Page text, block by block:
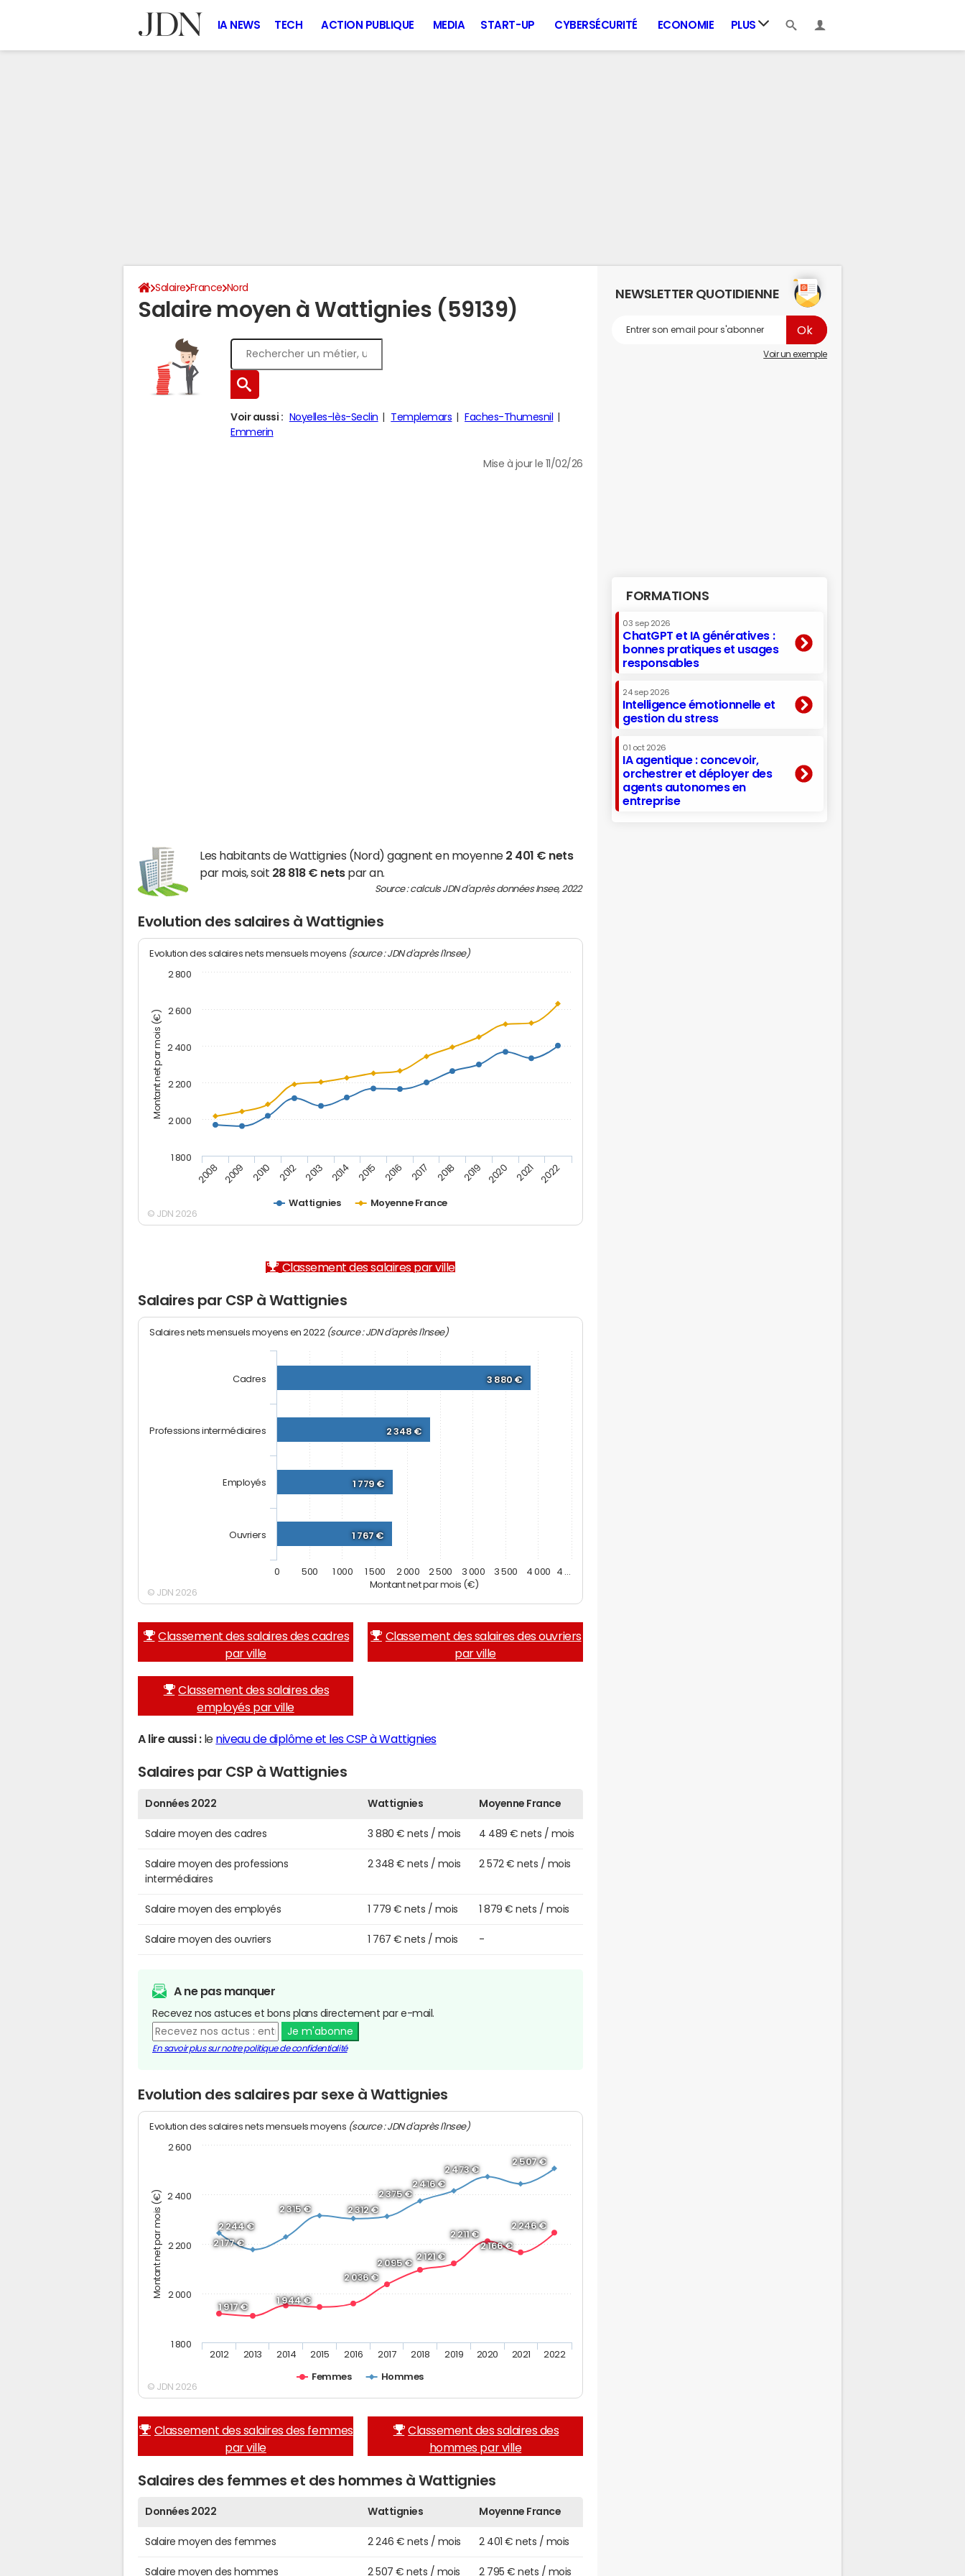
IA NEWS TECH ACTION PUBLIQUE MEDIA START-UP CYBERSÉCURITÉ ECONOMIE PLUS
Salaire France Nord
Salaire moyen à Wattignies (59139)
Voir aussi : Noyelles-lès-Seclin Templemars
Faches-Thumesnil
Emmerin
Mise à jour le 11/02/26
Les habitants de Wattignies (Nord) gagnent en moyenne 2 401 € nets
par mois, soit 28 818 € netspar an.
Source : calculs JDN d'après données Insee, 2022
Evolution des salaires à Wattignies
Montant net par mois (€)
Evolution des salaires nets mensuels moyens (source : JDN d'après l'Insee)
Wattignies Moyenne France
2008 2009 2010 2012 2013 2014 2015 2016 2017 2018 2019 2020 2021 2022
1 800
2 000
2 200
2 400
2 600
2 800
© JDN 2026
Classement des salaires par ville
Salaires par CSP à Wattignies
Montant net par mois (€)
Salaires nets mensuels moyens en 2022 (source : JDN d'après l'Insee)
3 880 €
2 348 €
1 779 €
1 767 €
Cadres
Professions intermédiaires
Employés
Ouvriers
0 500 1 000 1 500 2 000 2 500 3 000 3 500 4 000 4 …
© JDN 2026
Classement des salaires des cadres
par ville
Classement des salaires des ouvriers
par ville
Classement des salaires des
employés par ville
A lire aussi :le niveau de diplôme et les CSP à Wattignies
Salaires par CSP à Wattignies
Données 2022 Wattignies Moyenne France
Salaire moyen des cadres 3 880 € nets / mois 4 489 € nets / mois
Salaire moyen des professions
intermédiaires
2 348 € nets / mois 2 572 € nets / mois
Salaire moyen des employés 1 779 € nets / mois 1 879 € nets / mois
Salaire moyen des ouvriers 1 767 € nets / mois -
A ne pas manquer
Recevez nos astuces et bons plans directement par e-mail.
Je m'abonne
En savoir plus sur notre politique de confidentialité
Evolution des salaires par sexe à Wattignies
Montant net par mois (€)
Evolution des salaires nets mensuels moyens (source : JDN d'après l'Insee)
1 917 €
1 944 €
2 036 €
2 095 €
2 121 €
2 211 €
2 166 €
2 246 €
2 244 €
2 177 €
2 315 € 2 312 €
2 375 €
2 416 €
2 473 €
2 507 €
Femmes Hommes
2012 2013 2014 2015 2016 2017 2018 2019 2020 2021 2022
1 800
2 000
2 200
2 400
2 600
© JDN 2026
Classement des salaires des femmes
par ville
Classement des salaires des
hommes par ville
Salaires des femmes et des hommes à Wattignies
Données 2022 Wattignies Moyenne France
Salaire moyen des femmes 2 246 € nets / mois 2 401 € nets / mois
Salaire moyen des hommes 2 507 € nets / mois 2 795 € nets / mois
NEWSLETTER QUOTIDIENNE
Voir un exemple
FORMATIONS
03 sep 2026
ChatGPT et IA génératives :
bonnes pratiques et usages
responsables
24 sep 2026
Intelligence émotionnelle et
gestion du stress
01 oct 2026
IA agentique : concevoir,
orchestrer et déployer des
agents autonomes en
entreprise